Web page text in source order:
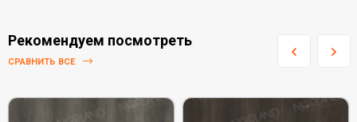
Рекомендуем посмотреть
СРАВНИТЬ ВСЕ